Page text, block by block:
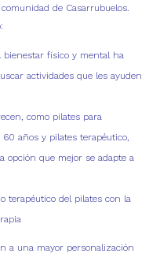
de Casarrubuelos
bienestar físico y mental ha
actividades que les ayuden
como pilates para
años y pilates terapéutico,
opción que mejor se adapte a
terapéutico del pilates con la
a una mayor personalización